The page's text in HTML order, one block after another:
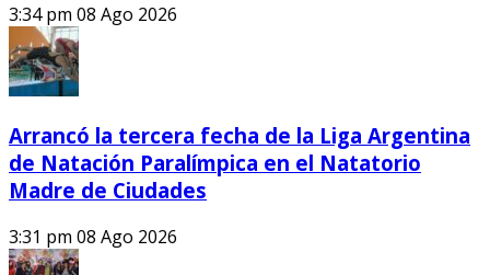
3:34 pm 08 Ago 2026
Arrancó la tercera fecha de la Liga Argentina
de Natación Paralímpica en el Natatorio
Madre de Ciudades
3:31 pm 08 Ago 2026